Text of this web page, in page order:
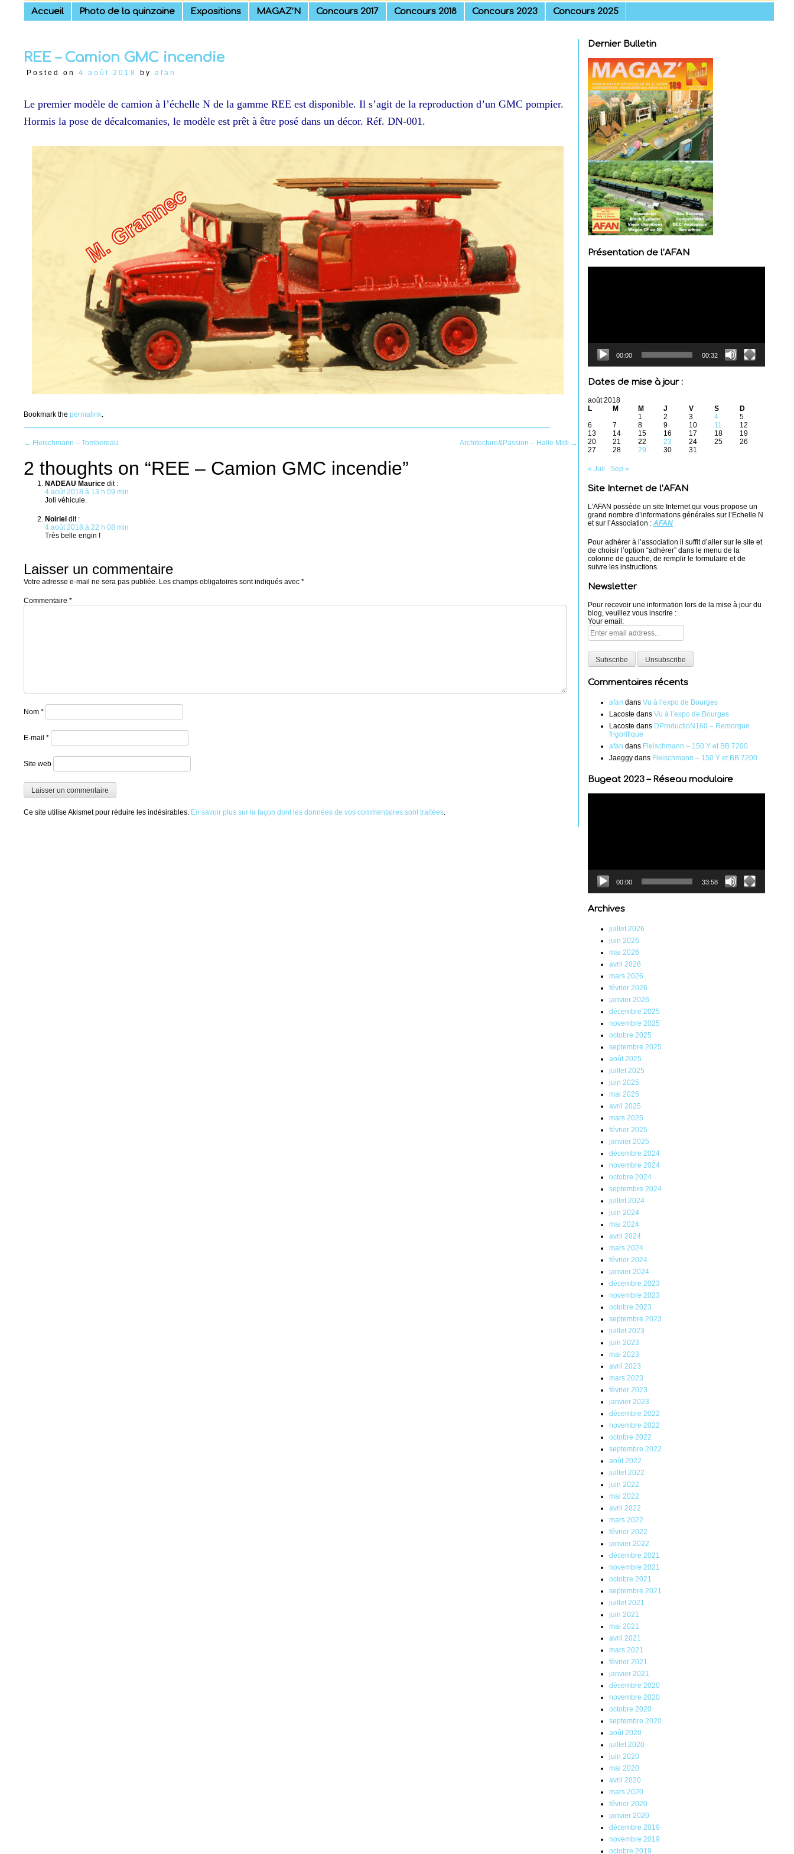
Skip
to
Accueil Photo de la quinzaine Expositions MAGAZ’N Concours 2017 Concours 2018 Concours 2023 Concours 2025
REE – Camion GMC incendie
Posted on 4 août 2018 by afan
Le premier modèle de camion à l’échelle N de la gamme REE est disponible. Il s’agit de la reproduction d’un GMC pompier.
Hormis la pose de décalcomanies, le modèle est prêt à être posé dans un décor. Réf. DN-001.
Bookmark the permalink.
Post
navigation
← Fleischmann – Tombereau Architecture&Passion – Halle Midi →
2 thoughts on “REE – Camion GMC incendie”
NADEAU Maurice dit :
4 août 2018 à 13 h 09 min
Joli véhicule.
Noiriel dit :
4 août 2018 à 22 h 08 min
Très belle engin !
Laisser un commentaire
Votre adresse e-mail ne sera pas publiée. Les champs obligatoires sont indiqués avec *
Commentaire *
Nom *
E-mail *
Site web
Ce site utilise Akismet pour réduire les indésirables. En savoir plus sur la façon dont les données de vos commentaires sont traitées.
Dernier Bulletin
Présentation de l’AFAN
00:00 00:32
Dates de mise à jour :
août 2018
L
M M J V S
D
1
2 3 4
5
6
7 8 9 10 11
12
13
14 15 16 17 18
19
20
21 22 23 24 25
26
27
28 29 30 31
« Juil Sep »
Site Internet de l’AFAN
L’AFAN possède un site Internet qui vous propose un
grand nombre d’informations générales sur l’Echelle N
et sur l’Association : AFAN
Pour adhérer à l’association il suffit d’aller sur le site et
de choisir l’option “adhérer” dans le menu de la
colonne de gauche, de remplir le formulaire et de
suivre les instructions.
Newsletter
Pour recevoir une information lors de la mise à jour du
blog, veuillez vous inscrire :
Your email:
Commentaires récents
afan dans Vu à l’expo de Bourges
Lacoste dans Vu à l’expo de Bourges
Lacoste dans DProductioN160 – Remorque
frigorifique
afan dans Fleischmann – 150 Y et BB 7200
Jaeggy dans Fleischmann – 150 Y et BB 7200
Bugeat 2023 – Réseau modulaire
00:00 33:58
Archives
juillet 2026
juin 2026
mai 2026
avril 2026
mars 2026
février 2026
janvier 2026
décembre 2025
novembre 2025
octobre 2025
septembre 2025
août 2025
juillet 2025
juin 2025
mai 2025
avril 2025
mars 2025
février 2025
janvier 2025
décembre 2024
novembre 2024
octobre 2024
septembre 2024
juillet 2024
juin 2024
mai 2024
avril 2024
mars 2024
février 2024
janvier 2024
décembre 2023
novembre 2023
octobre 2023
septembre 2023
juillet 2023
juin 2023
mai 2023
avril 2023
mars 2023
février 2023
janvier 2023
décembre 2022
novembre 2022
octobre 2022
septembre 2022
août 2022
juillet 2022
juin 2022
mai 2022
avril 2022
mars 2022
février 2022
janvier 2022
décembre 2021
novembre 2021
octobre 2021
septembre 2021
juillet 2021
juin 2021
mai 2021
avril 2021
mars 2021
février 2021
janvier 2021
décembre 2020
novembre 2020
octobre 2020
septembre 2020
août 2020
juillet 2020
juin 2020
mai 2020
avril 2020
mars 2020
février 2020
janvier 2020
décembre 2019
novembre 2019
octobre 2019